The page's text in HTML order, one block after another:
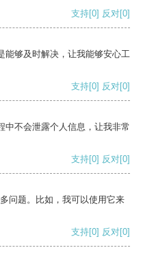
支持[0] 反对[0]
能够及时解决，让我能够安心工
支持[0] 反对[0]
中不会泄露个人信息，让我非常
支持[0] 反对[0]
问题。比如，我可以使用它来
支持[0] 反对[0]